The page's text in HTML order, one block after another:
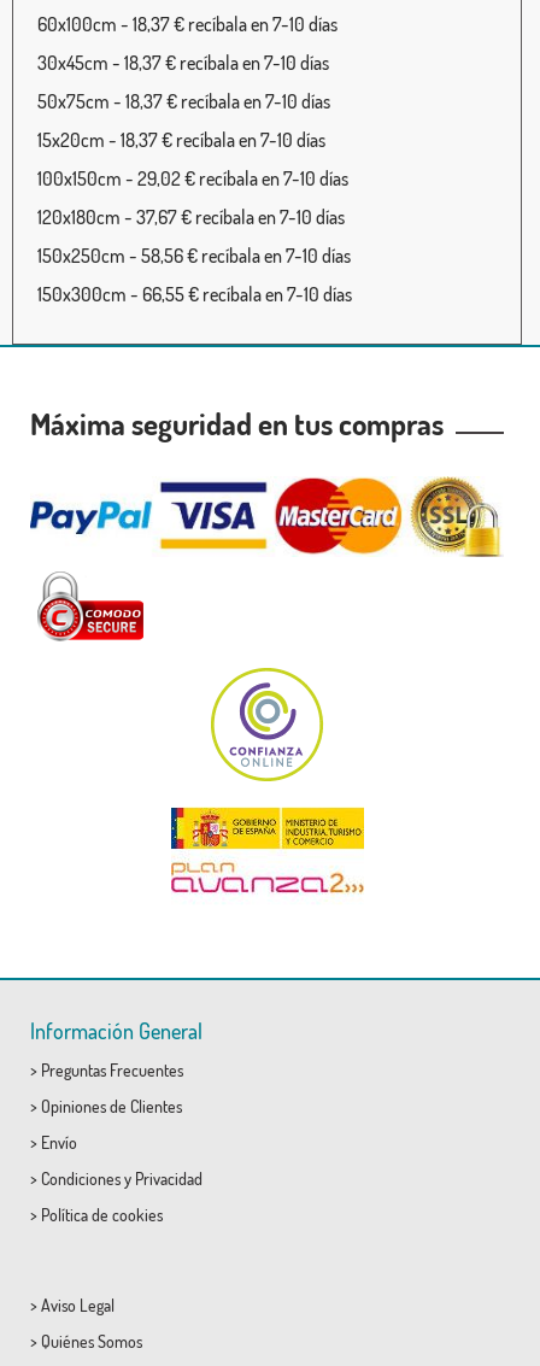
60x100cm - 18,37 € recíbala en 7-10 días
30x45cm - 18,37 € recíbala en 7-10 días
50x75cm - 18,37 € recíbala en 7-10 días
15x20cm - 18,37 € recíbala en 7-10 días
100x150cm - 29,02 € recíbala en 7-10 días
120x180cm - 37,67 € recíbala en 7-10 días
150x250cm - 58,56 € recíbala en 7-10 días
150x300cm - 66,55 € recíbala en 7-10 días
Máxima seguridad en tus compras
Información General
> Preguntas Frecuentes
> Opiniones de Clientes
> Envío
> Condicionesy Privacidad
> Política de cookies
> Aviso Legal
> Quiénes Somos